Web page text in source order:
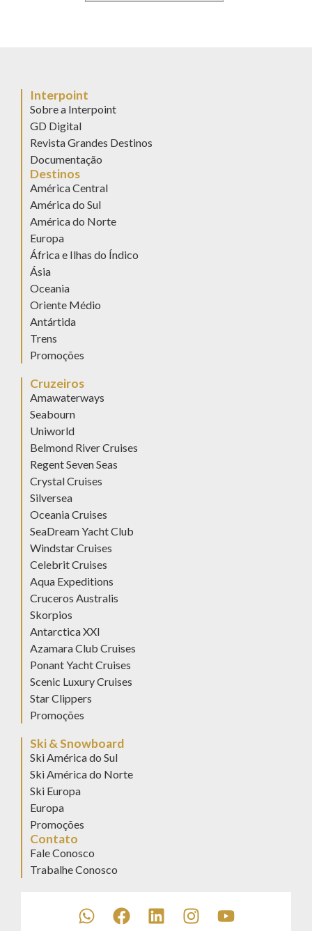
Interpoint
Sobre a Interpoint
GD Digital
Revista Grandes Destinos
Documentação
Destinos
América Central
América do Sul
América do Norte
Europa
África e Ilhas do Índico
Ásia
Oceania
Oriente Médio
Antártida
Trens
Promoções
Cruzeiros
Amawaterways
Seabourn
Uniworld
Belmond River Cruises
Regent Seven Seas
Crystal Cruises
Silversea
Oceania Cruises
SeaDream Yacht Club
Windstar Cruises
Celebrit Cruises
Aqua Expeditions
Cruceros Australis
Skorpios
Antarctica XXI
Azamara Club Cruises
Ponant Yacht Cruises
Scenic Luxury Cruises
Star Clippers
Promoções
Ski & Snowboard
Ski América do Sul
Ski América do Norte
Ski Europa
Europa
Promoções
Contato
Fale Conosco
Trabalhe Conosco